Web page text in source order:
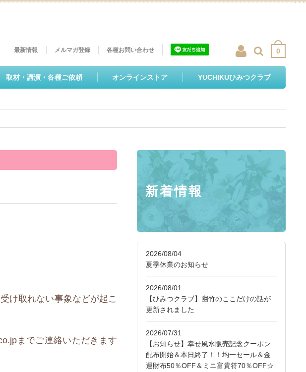
0
取材・講演・各種ご依頼 オンラインストア YUCHIKUひみつクラブ
最新情報 メルマガ登録 各種お問い合わせ
け取れない事象などが起こ
までご連絡いただきます
新着情報
2026/08/04
夏季休業のお知らせ
2026/08/01
【ひみつクラブ】幽竹のここだけの話が
更新されました
2026/07/31
【お知らせ】幸せ風水販売記念クーポン
配布開始＆本日終了！！均一セール＆金
運財布50％OFF＆ミニ富貴符70％OFF☆